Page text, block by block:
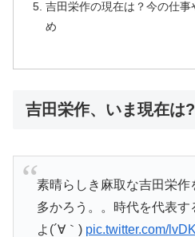
吉田栄作の現在は？今の仕事
め
吉田栄作、いま現在は?
素晴らしき麻取な吉田栄作
多かろう。。時代を代表
よ(´∀｀) pic.twitter.com/